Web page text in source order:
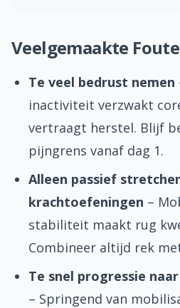
Veelgemaakte
Te veel bedrust nemen
inactiviteit verzwakt
vertraagt herstel. Blijf
pijngrens vanaf dag 1.
Alleen passief
krachtoefeningen –
stabiliteit maakt rug
Combineer altijd rek
Te snel progressie
– Springend van